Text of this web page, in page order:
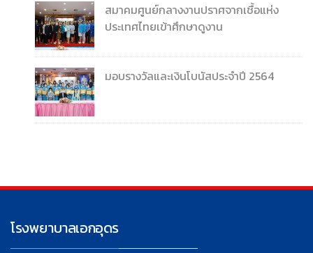
สมาคมศูนย์กลางงานปราศจากเชื้อแห่ง
ประเทศไทยเข้าศึกษาดูงาน
มอบรางวัลและเงินโบนัสประจำปี 2564
โรงพยาบาลเอกอุดร